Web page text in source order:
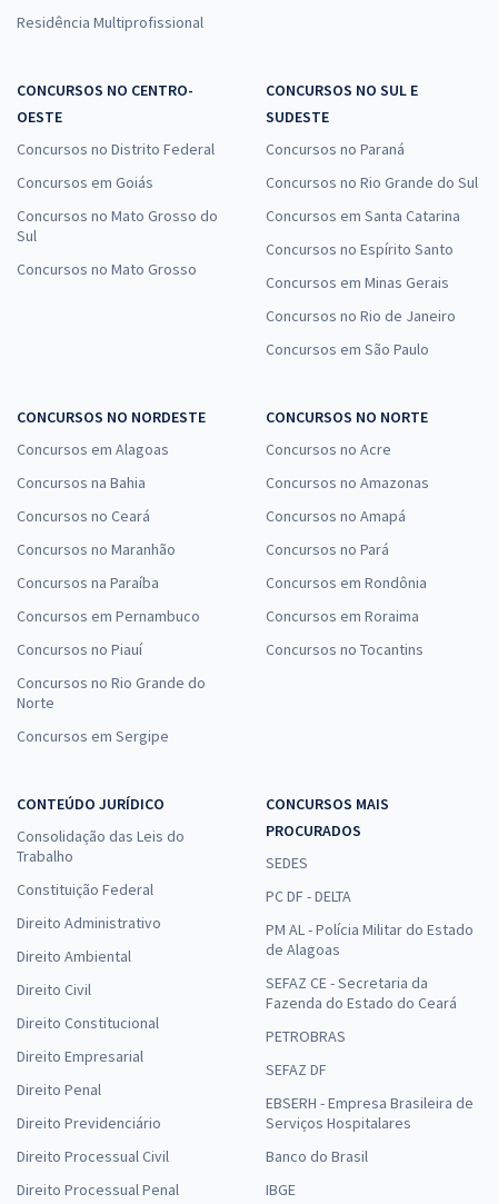
Residência Multiprofissional
CONCURSOS NO CENTRO-
OESTE
Concursos no Distrito Federal
Concursos em Goiás
Concursos no Mato Grosso do
Sul
Concursos no Mato Grosso
CONCURSOS NO SUL E
SUDESTE
Concursos no Paraná
Concursos no Rio Grande do Sul
Concursos em Santa Catarina
Concursos no Espírito Santo
Concursos em Minas Gerais
Concursos no Rio de Janeiro
Concursos em São Paulo
CONCURSOS NO NORDESTE
Concursos em Alagoas
Concursos na Bahia
Concursos no Ceará
Concursos no Maranhão
Concursos na Paraíba
Concursos em Pernambuco
Concursos no Piauí
Concursos no Rio Grande do
Norte
Concursos em Sergipe
CONCURSOS NO NORTE
Concursos no Acre
Concursos no Amazonas
Concursos no Amapá
Concursos no Pará
Concursos em Rondônia
Concursos em Roraima
Concursos no Tocantins
CONTEÚDO JURÍDICO
Consolidação das Leis do
Trabalho
Constituição Federal
Direito Administrativo
Direito Ambiental
Direito Civil
Direito Constitucional
Direito Empresarial
Direito Penal
Direito Previdenciário
Direito Processual Civil
Direito Processual Penal
CONCURSOS MAIS
PROCURADOS
SEDES
PC DF - DELTA
PM AL - Polícia Militar do Estado
de Alagoas
SEFAZ CE - Secretaria da
Fazenda do Estado do Ceará
PETROBRAS
SEFAZ DF
EBSERH - Empresa Brasileira de
Serviços Hospitalares
Banco do Brasil
IBGE